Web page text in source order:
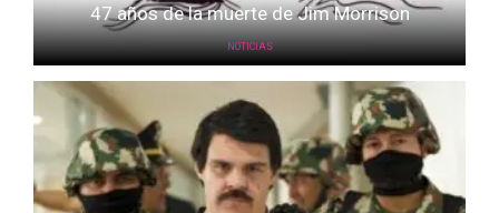
47 años de la muerte de Jim Morrison
NOTICIAS